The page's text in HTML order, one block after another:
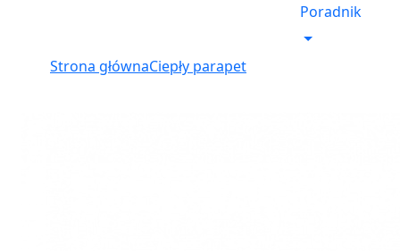
Poradnik
Strona głównaCiepły parapet